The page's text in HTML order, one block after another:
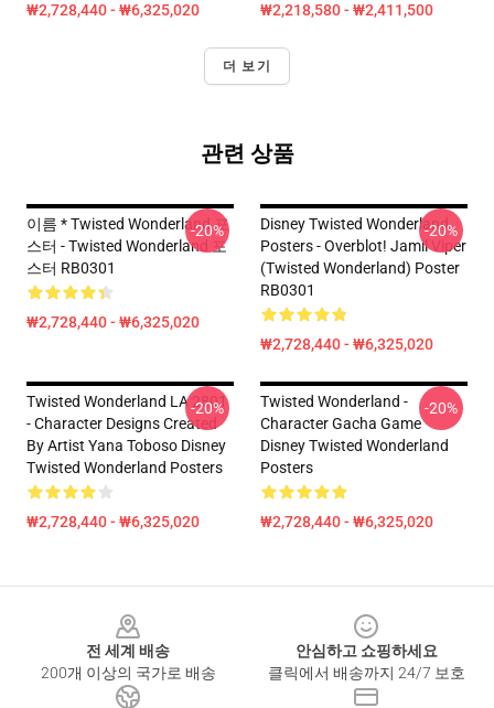
₩2,728,440 - ₩6,325,020 ₩2,218,580 - ₩2,411,500
더 보기
관련 상품
이름 * Twisted Wonderland 포
스터 - Twisted Wonderland 포
스터 RB0301
₩2,728,440 - ₩6,325,020
-20%
Disney Twisted Wonderland
Posters - Overblot! Jamil Viper
(Twisted Wonderland) Poster
RB0301
₩2,728,440 - ₩6,325,020
-20%
Twisted Wonderland LA 2801
- Character Designs Created
By Artist Yana Toboso Disney
Twisted Wonderland Posters
₩2,728,440 - ₩6,325,020
-20%
Twisted Wonderland -
Character Gacha Game
Disney Twisted Wonderland
Posters
₩2,728,440 - ₩6,325,020
-20%
전 세계 배송
200개 이상의 국가로 배송
안심하고 쇼핑하세요
클릭에서 배송까지 24/7 보호